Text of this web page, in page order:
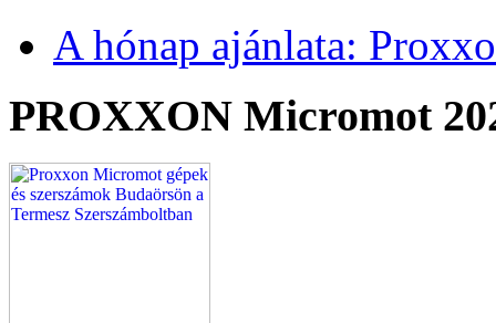
A hónap ajánlata:
PROXXON Micromot